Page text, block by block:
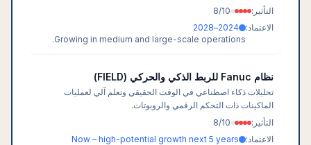
التأثير:
8/10
الاعتماد:
2024–2028
Growing in medium and large-scale operations.
نظام Fanuc للربط الذكي والحركي (FIELD)
تحليلات ذكاء اصطناعي في الوقت الحقيقي وتعلم آلي لعمليات
الماكينات ذات التحكم الرقمي والروبوتات.
التأثير:
8/10
الاعتماد:
Now – high-potential growth next 5 years